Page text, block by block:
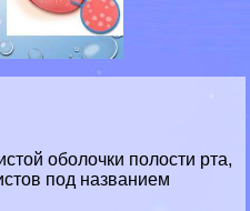
оболочки полости рта,
под названием